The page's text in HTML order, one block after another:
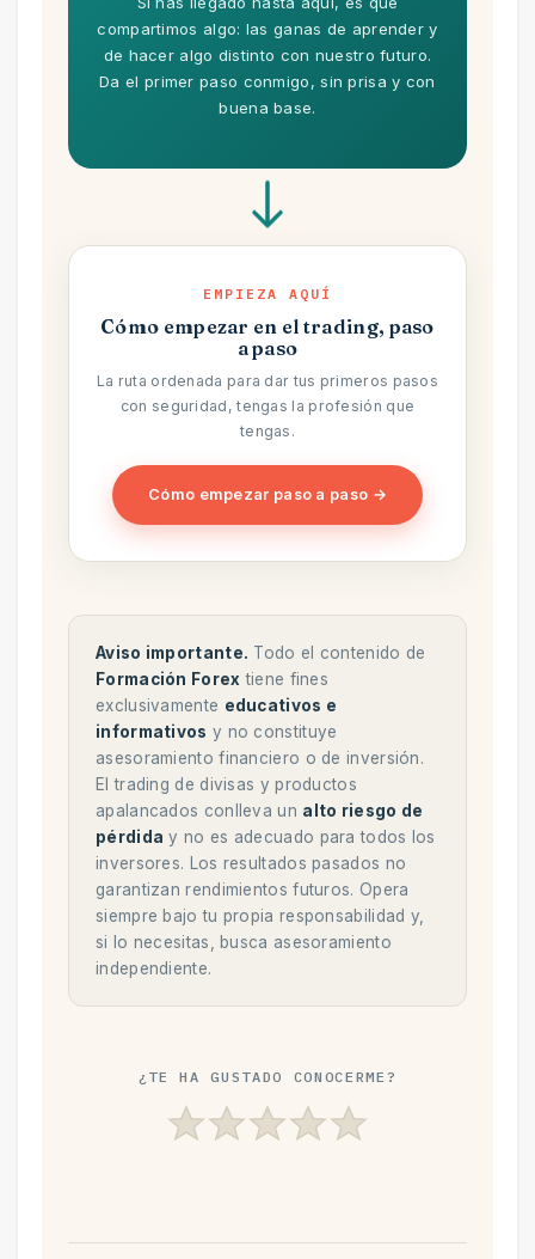
compartimos algo: las ganas de aprender y
de hacer algo distinto con nuestro futuro.
Da el primer paso conmigo, sin prisa y con
buena base.
EMPIEZA AQUÍ
Cómo empezar en el trading, paso
a paso
La ruta ordenada para dar tus primeros pasos
con seguridad, tengas la profesión que
tengas.
Cómo empezar paso a paso →
Aviso importante. Todo el contenido de
Formación Forex tiene fines
exclusivamente educativos e
informativos y no constituye
asesoramiento financiero o de inversión.
El trading de divisas y productos
apalancados conlleva un alto riesgo de
pérdida y no es adecuado para todos los
inversores. Los resultados pasados no
garantizan rendimientos futuros. Opera
siempre bajo tu propia responsabilidad y,
si lo necesitas, busca asesoramiento
independiente.
¿TE HA GUSTADO CONOCERME?